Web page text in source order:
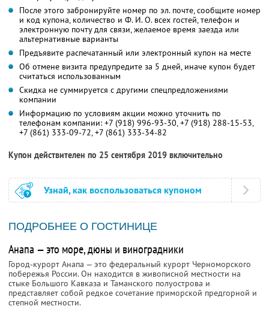
После этого забронируйте номер по эл. почте, сообщите номер
и код купона, количество и Ф. И. О.всех гостей, телефон и
электронную почту для связи, желаемое время заезда или
альтернативные варианты
Предъявите распечатанный или электронный купон на месте
Об отмене визита предупредите за 5 дней, иначе купон будет
считаться использованным
Скидка не суммируется с другими спецпредложениями
компании
Информацию по условиям акции можно уточнить по
телефонам компании: +7 (918) 996-93-30, +7 (918) 288-15-53,
+7 (861) 333-09-72, +7 (861) 333-34-82
Купон действителен по 25 сентября 2019 включительно
Узнай, как воспользоваться купоном
ПОДРОБНЕЕ О ГОСТИНИЦЕ
Анапа — это море, дюны и виноградники
Город-курорт Анапа — это федеральный курорт Черноморского
побережья России. Он находится в живописной местности на
стыке Большого Кавказа и Таманского полуострова и
представляет собой редкое сочетание приморской предгорной и
степной местности.